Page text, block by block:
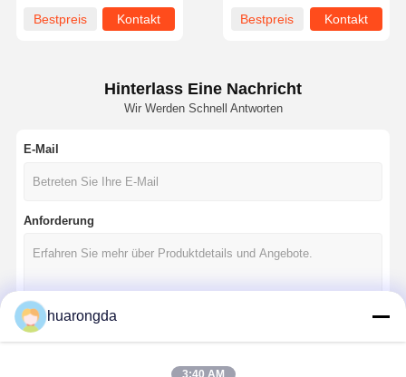
Bestpreis
Kontakt
Bestpreis
Kontakt
Hinterlass Eine Nachricht
Wir Werden Schnell Antworten
E-Mail
Anforderung
huarongda
3:40 AM